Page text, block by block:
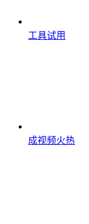
工具试用
成视频火热